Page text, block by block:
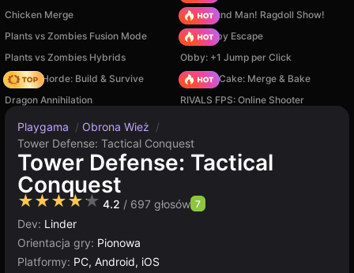
Chicken Merge
Playground Man! Ragdoll Show!
Plants vs Zombies Fusion Mode
Your Obby Escape
Plants vs Zombies Hybrids
Obby: +1 Jump per Click
Zombie Horde: Build & Survive
Piece of Cake: Merge & Bake
Dragon Annihilation
RIVALS FPS: Online Shooter
Playgama / Obrona Wież /
Tower Defense: Tactical Conquest
Tower Defense: Tactical
Conquest
★★★★★ 4.2 / 697 głosów 7
Dev: Linder
Orientacja gry: Pionowa
Platformy: PC, Android, iOS